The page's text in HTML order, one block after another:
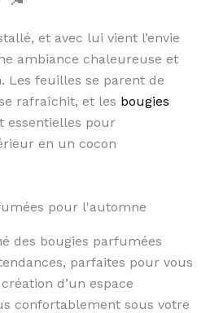
et avec lui vient l’envie
ambiance chaleureuse et
Les feuilles se parent de
rafraîchit, et les bougies
essentielles pour
en un cocon
des bougies parfumées
parfaites pour vous
d’un espace
confortablement sous votre